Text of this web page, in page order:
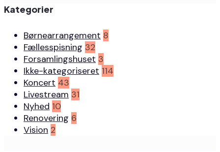
Kategorier
Børnearrangement 8
Fællesspisning 32
Forsamlingshuset 3
Ikke-kategoriseret 114
Koncert 43
Livestream 31
Nyhed 10
Renovering 6
Vision 2